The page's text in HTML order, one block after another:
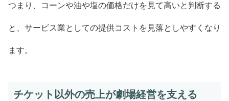
つまり、コーンや油や塩の価格だけを見て高いと判断する
と、サービス業としての提供コストを見落としやすくなり
ます。
チケット以外の売上が劇場経営を支える